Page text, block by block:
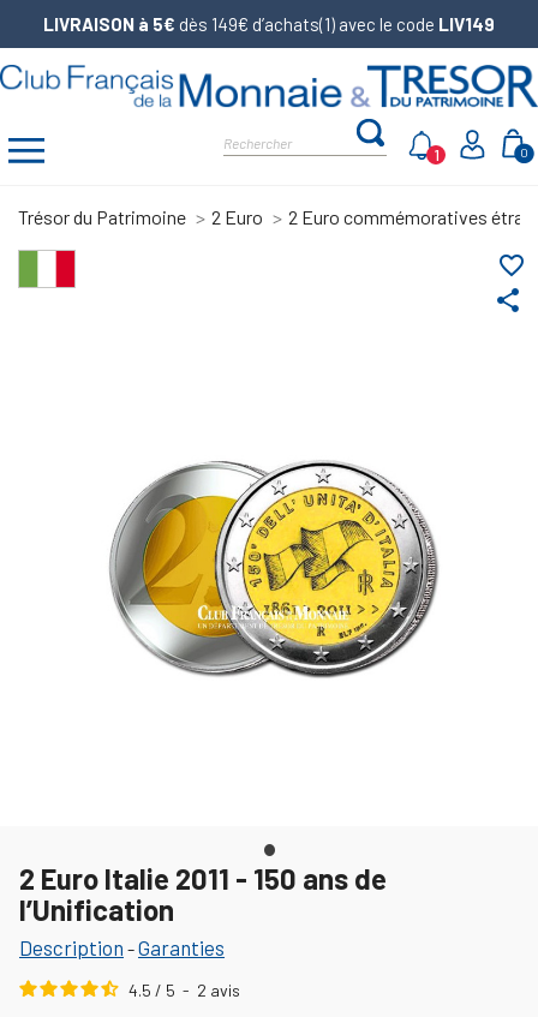
LIVRAISON à 5€ dès 149€ d’achats(1) avec le code LIV149
0
1
Trésor du Patrimoine 2 Euro 2 Euro commémoratives
share
favorite_border
2 Euro Italie 2011 - 150 ans de
l’Unification
Description -Garanties
4.5 / 5 - 2 avis